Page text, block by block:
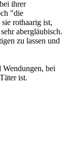
ihrer
"die
rothaarig ist,
abergläubisch.
zu lassen und
bei
ist.